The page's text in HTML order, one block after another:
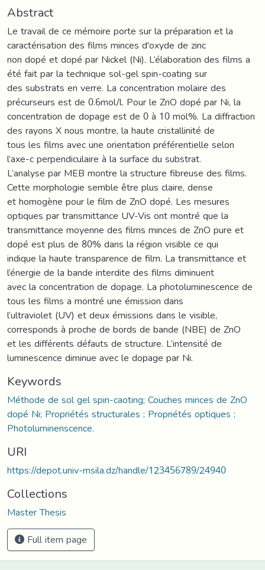
Abstract
Le travail de ce mémoire porte sur la préparation et la
caractérisation des films minces d'oxyde de zinc
non dopé et dopé par Nickel (Ni). L’élaboration des films a
été fait par la technique sol-gel spin-coating sur
des substrats en verre. La concentration molaire des
précurseurs est de 0.6mol/l. Pour le ZnO dopé par Ni, la
concentration de dopage est de 0 à 10 mol%. La diffraction
des rayons X nous montre, la haute cristallinité de
tous les films avec une orientation préférentielle selon
l’axe-c perpendiculaire à la surface du substrat.
L’analyse par MEB montre la structure fibreuse des films.
Cette morphologie semble être plus claire, dense
et homogène pour le film de ZnO dopé. Les mesures
optiques par transmittance UV-Vis ont montré que la
transmittance moyenne des films minces de ZnO pure et
dopé est plus de 80% dans la région visible ce qui
indique la haute transparence de film. La transmittance et
l’énergie de la bande interdite des films diminuent
avec la concentration de dopage. La photoluminescence de
tous les films a montré une émission dans
l’ultraviolet (UV) et deux émissions dans le visible,
corresponds à proche de bords de bande (NBE) de ZnO
et les différents défauts de structure. L’intensité de
luminescence diminue avec le dopage par Ni.
Keywords
Méthode de sol gel spin-caoting; Couches minces de ZnO
dopé Ni; Propriétés structurales ; Propriétés optiques ;
Photoluminenscence.
URI
https://depot.univ-msila.dz/handle/123456789/24940
Collections
Master Thesis
Full item page